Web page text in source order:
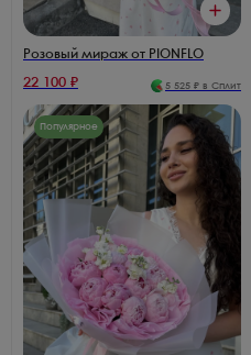
Розовый мираж от PIONFLO
22 100 ₽ 5 525 ₽ в Сплит
Популярное